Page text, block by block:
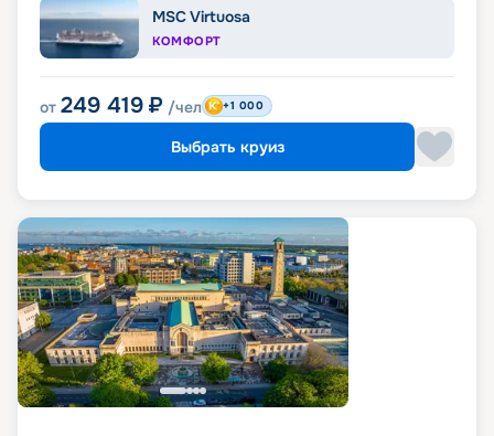
MSC Virtuosa
КОМФОРТ
от 249 419 ₽ /чел +1 000
Выбрать круиз